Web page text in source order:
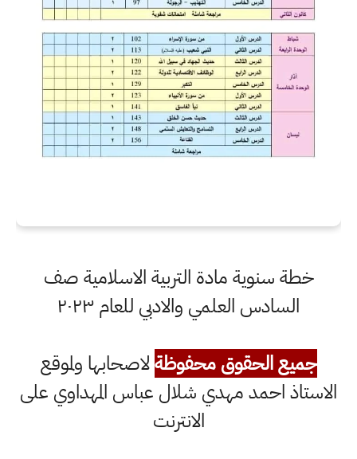
خطة سنوية مادة التربية الاسلامية صف
السادس العلمي والادبي للعام ٢٠٢٣
جميع الحقوق محفوظةلاصحابها ولموقع
الاستاذ احمد مهدي شلال عباس المهداوي على
الانترنت